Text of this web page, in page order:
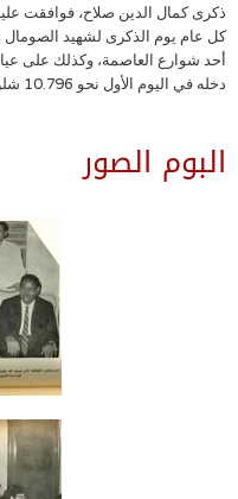
كل عام يوم الذكرى لشهيد
أحد شوارع العاصمة، وكذلك على
دخله في اليوم الأول نحو 10.796 شلن صومالي.
البوم الصور